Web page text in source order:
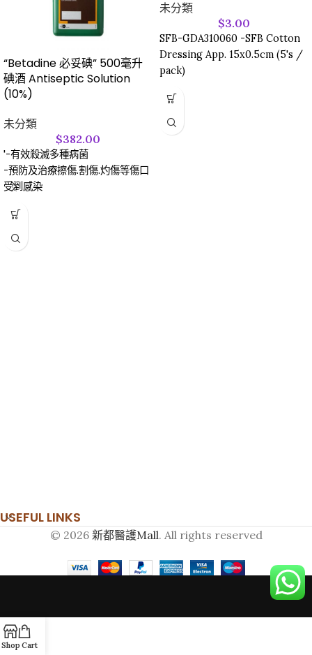
“Betadine 必妥碘” 500毫升
碘酒 Antiseptic Solution
(10%)
未分類
$382.00
'-有效殺滅多種病菌
-預防及治療擦傷.割傷.灼傷等傷口
受到感染
未分類
$3.00
SFB-GDA310060 -SFB Cotton
Dressing App. 15x0.5cm (5's /
pack)
USEFUL LINKS
© 2026 新都醫護Mall. All rights reserved
Shop Cart